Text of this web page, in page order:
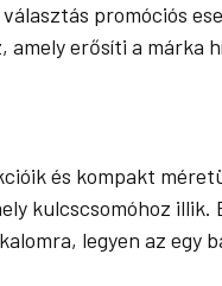
promóciós
erősíti a márka
és kompakt
kulcscsomóhoz
legyen az egy